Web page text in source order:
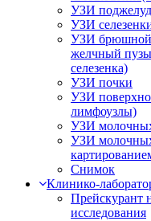
УЗИ
УЗИ
УЗИ брюшной
желчный
селезенка)
УЗИ почки
УЗИ
лимфоузлы)
УЗИ
УЗИ
Снимок
Клинико-
Прейскурант
исследования